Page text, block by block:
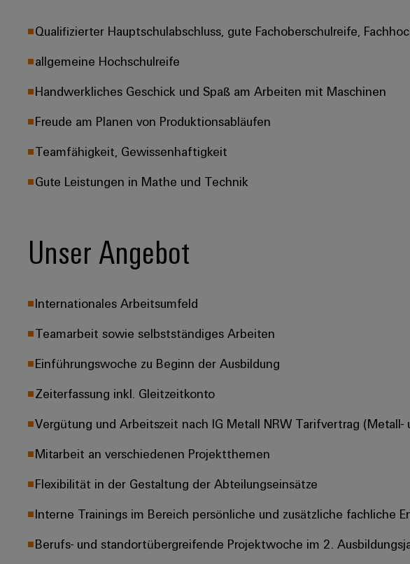
Qualifizierter Hauptschulabschluss, gute Fachoberschulreife,
allgemeine Hochschulreife
Handwerkliches Geschick und Spaß am Arbeiten mit Maschinen
Freude am Planen von Produktionsabläufen
Teamfähigkeit, Gewissenhaftigkeit
Gute Leistungen in Mathe und Technik
Unser Angebot
Internationales Arbeitsumfeld
Teamarbeit sowie selbstständiges Arbeiten
Einführungswoche zu Beginn der Ausbildung
Zeiterfassung inkl. Gleitzeitkonto
Vergütung und Arbeitszeit nach IG Metall NRW Tarifvertrag (Metall-
Mitarbeit an verschiedenen Projektthemen
Flexibilität in der Gestaltung der Abteilungseinsätze
Interne Trainings im Bereich persönliche und zusätzliche fachliche
Berufs- und standortübergreifende Projektwoche im 2.